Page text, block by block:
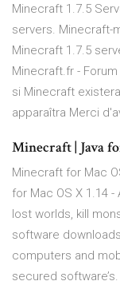
Minecraft 1.7.5
servers. Minecraft-
Minecraft 1.7.5
Minecraft.fr -
si Minecraft
apparaîtra Merci
Minecraft | Java
Minecraft for Mac
for Mac OS X 1.14
lost worlds, kill
software
computers and
secured